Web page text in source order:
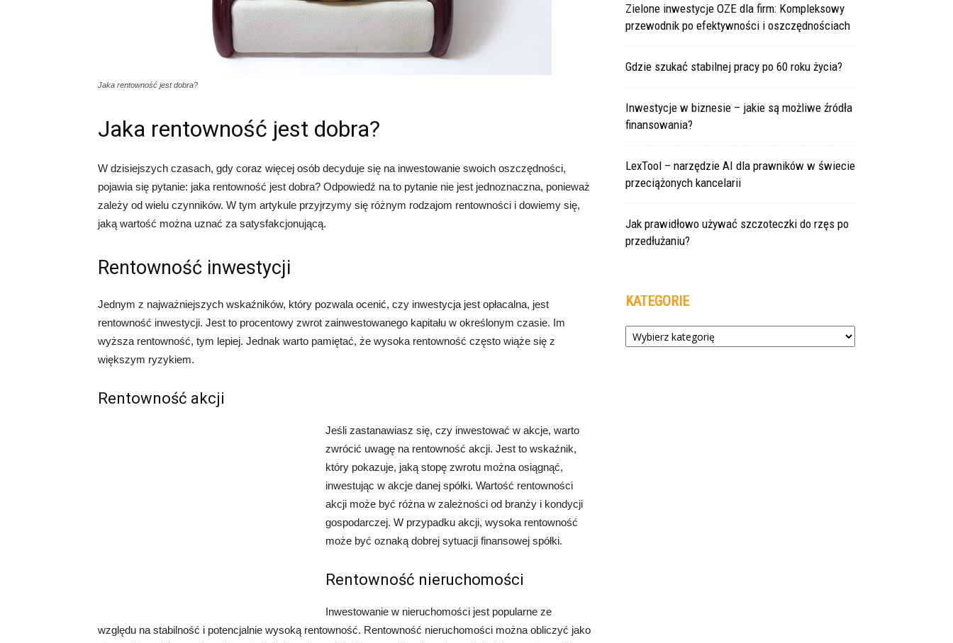
Jaka rentowność jest dobra?
Jaka rentowność jest dobra?
W dzisiejszych czasach, gdy coraz więcej osób decyduje się na inwestowanie swoich oszczędności,
pojawia się pytanie: jaka rentowność jest dobra? Odpowiedź na to pytanie nie jest jednoznaczna, ponieważ
zależy od wielu czynników. W tym artykule przyjrzymy się różnym rodzajom rentowności i dowiemy się,
jaką wartość można uznać za satysfakcjonującą.
Rentowność inwestycji
Jednym z najważniejszych wskaźników, który pozwala ocenić, czy inwestycja jest opłacalna, jest
rentowność inwestycji. Jest to procentowy zwrot zainwestowanego kapitału w określonym czasie. Im
wyższa rentowność, tym lepiej. Jednak warto pamiętać, że wysoka rentowność często wiąże się z
większym ryzykiem.
Rentowność akcji
Jeśli zastanawiasz się, czy inwestować w akcje, warto
zwrócić uwagę na rentowność akcji. Jest to wskaźnik,
który pokazuje, jaką stopę zwrotu można osiągnąć,
inwestując w akcje danej spółki. Wartość rentowności
akcji może być różna w zależności od branży i kondycji
gospodarczej. W przypadku akcji, wysoka rentowność
może być oznaką dobrej sytuacji finansowej spółki.
Rentowność nieruchomości
Inwestowanie w nieruchomości jest popularne ze
względu na stabilność i potencjalnie wysoką rentowność. Rentowność nieruchomości można obliczyć jako
Zielone inwestycje OZE dla firm: Kompleksowy
przewodnik po efektywności i oszczędnościach
Gdzie szukać stabilnej pracy po 60 roku życia?
Inwestycje w biznesie – jakie są możliwe źródła
finansowania?
LexTool – narzędzie AI dla prawników w świecie
przeciążonych kancelarii
Jak prawidłowo używać szczoteczki do rzęs po
przedłużaniu?
KATEGORIE
Kategorie